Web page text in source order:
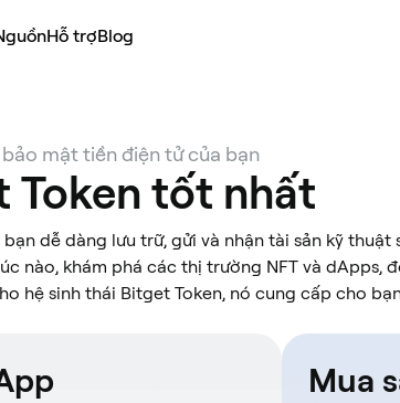
Hỗ trợBlog
mật tiền điện tử của bạn
Token tốt nhất
dễ dàng lưu trữ, gửi và nhận tài sản kỹ
nào, khám phá các thị trường NFT và dApps,
hệ sinh thái Bitget Token, nó cung cấp cho
Mua